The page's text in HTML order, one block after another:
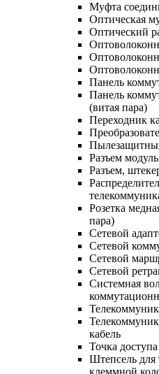
Муфта
Оптическая
Оптический
Панель
Панель
(витая пара)
Переходник
Разъем
Разъем,
Розетка
пара)
Сетевой
Сетевой
Сетевой
Сетевой
Системная
кабель
Точка
Штепсель для
клеммной